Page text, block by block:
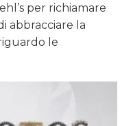
per richiamare
abbracciare la
le